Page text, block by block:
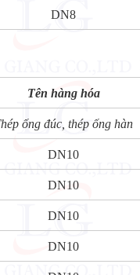
DN8
Tên hàng hóa
ống đúc, thép ống hàn
DN10
DN10
DN10
DN10